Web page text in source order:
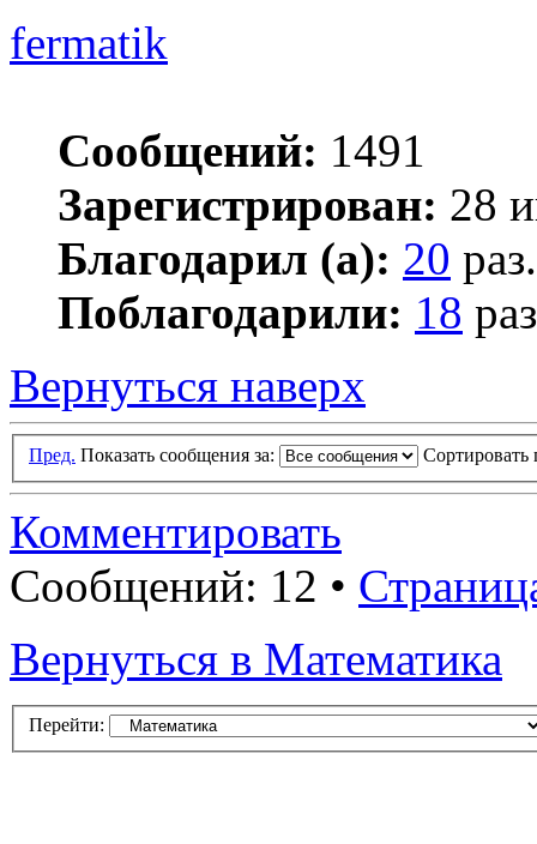
fermatik
Сообщений: 1491
Зарегистрирован: 28
Благодарил (а): 20 раз.
Поблагодарили: 18
Вернуться наверх
Пред. Показать сообщения за: Сортировать
Комментировать
Сообщений: 12 •
Вернуться в Математика
Перейти: